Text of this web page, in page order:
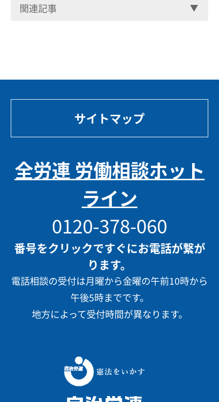
関連記事
サイトマップ
全労連 労働相談ホット
ライン
0120-378-060
番号をクリックですぐにお電話が繋が
ります。
電話相談の受付は月曜から金曜の午前10時から
午後5時までです。
地方によって受付時間が異なります。